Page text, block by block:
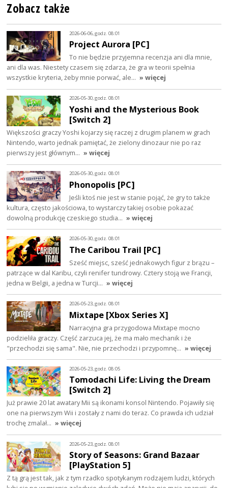
Zobacz także
2026-06-06, godz. 08:01
Project Aurora [PC]
To nie będzie przyjemna recenzja ani dla mnie,
ani dla was. Niestety czasem się zdarza, że gra w teorii spełnia
wszystkie kryteria, żeby mnie porwać, ale… » więcej
2026-05-30, godz. 08:01
Yoshi and the Mysterious Book
[Switch 2]
Większości graczy Yoshi kojarzy się raczej z drugim planem w grach
Nintendo, warto jednak pamiętać, że zielony dinozaur nie po raz
pierwszy jest głównym… » więcej
2026-05-30, godz. 08:01
Phonopolis [PC]
Jeśli ktoś nie jest w stanie pojąć, że gry to także
kultura, często jakościowa, to wystarczy takiej osobie pokazać
dowolną produkcję czeskiego studia… » więcej
2026-05-30, godz. 08:01
The Caribou Trail [PC]
Sześć miejsc, sześć jednakowych figur z brązu –
patrzące w dal Karibu, czyli renifer tundrowy. Cztery stoją we Francji,
jedna w Belgii, a jedna w Turcji… » więcej
2026-05-23, godz. 08:01
Mixtape [Xbox Series X]
Narracyjna gra przygodowa Mixtape mocno
podzieliła graczy. Część zarzuca jej, że ma mało mechanik i że
"przechodzi się sama". Nie, nie przechodzi i przypomnę… » więcej
2026-05-23, godz. 08:05
Tomodachi Life: Living the Dream
[Switch 2]
Już prawie 20 lat awatary Mii są ikonami konsol Nintendo. Pojawiły się
one na pierwszym Wii i zostały z nami do teraz. Co prawda ich udział
trochę zmalał… » więcej
2026-05-23, godz. 08:01
Story of Seasons: Grand Bazaar
[PlayStation 5]
Z tą grą jest tak, jak z tym rzadko spotykanym rodzajem ludzi, których